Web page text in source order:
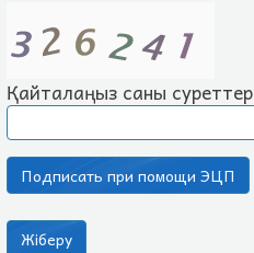
Қайталаңыз саны суреттер